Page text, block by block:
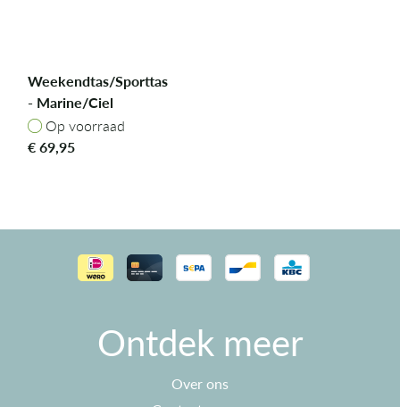
Weekendtas/Sporttas
- Marine/Ciel
Op voorraad
Op voorraad
€69,95
Ontdek meer
Over ons